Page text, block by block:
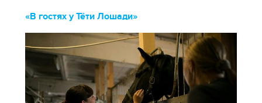
«В гостях у Тёти Лошади»